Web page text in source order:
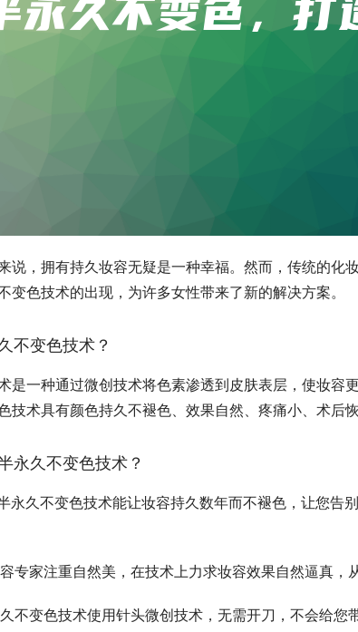
说，拥有持久妆容无疑是一种幸福。然而，传统的化
变色技术的出现，为许多女性带来了新的解决方案。
不变色技术？
是一种通过微创技术将色素渗透到皮肤表层，使妆容
技术具有颜色持久不褪色、效果自然、疼痛小、术后恢
永久不变色技术？
永久不变色技术能让妆容持久数年而不褪色，让您告
专家注重自然美，在技术上力求妆容效果自然逼真，
不变色技术使用针头微创技术，无需开刀，不会给您